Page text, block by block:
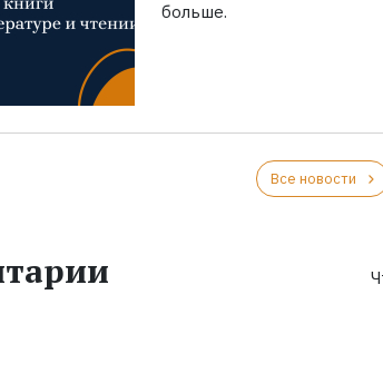
больше.
Все новости